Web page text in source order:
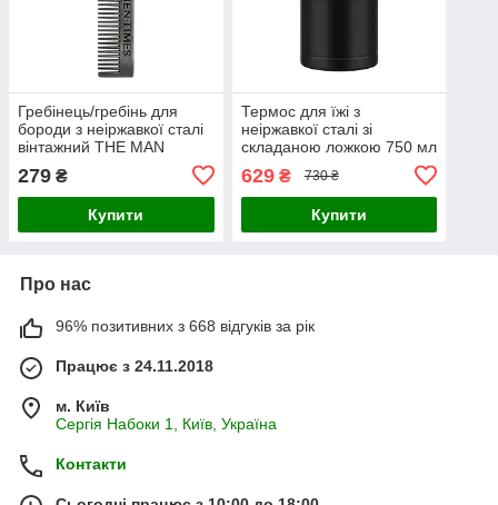
Гребінець/гребінь для
бороди з неіржавкої сталі
вінтажний THE MAN
279 ₴
Купити
Термос для їжі з
неіржавкої сталі зі
складаною ложкою 750 мл
FoodThermos чорний (LB-
40318)
629₴ 730 ₴
Купити
Про нас
96% позитивних з 668 відгуків за рік
Працює з 24.11.2018
м. Київ
Сергія Набоки 1, Київ, Україна
Контакти